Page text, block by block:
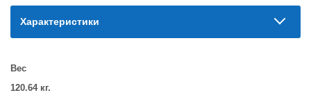
Характеристики
Вес
120.64 кг.